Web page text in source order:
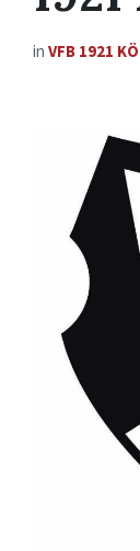
in VFB 1921